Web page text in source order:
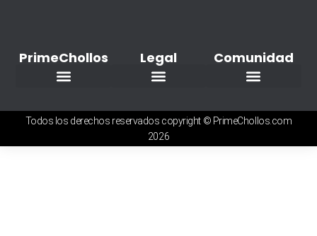
PrimeChollos Legal Comunidad
Todos los derechos reservados copyright © PrimeChollos.com
2026